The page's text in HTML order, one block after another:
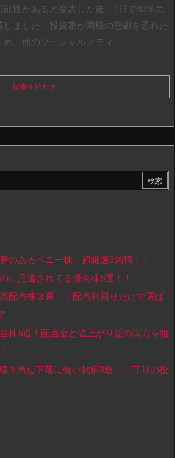
能性があると発表した後、1日で43％急
しました。 投資家が同様の悲劇を恐れた
め、他のソーシャルメディ ...
記事を読む ...
のあるペニー株 超厳選3銘柄！！
に見逃されてる優良株5選！！
配当株３選！！配当利回りだけで選ば
株5選！配当金と値上がり益の両方を狙
！
？急な下落に強い銘柄3選！！守りの投